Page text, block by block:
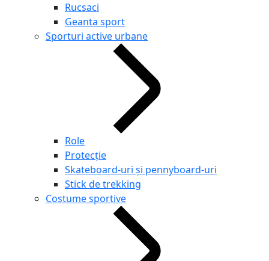
Rucsaci
Geanta sport
Sporturi active urbane
Role
Protecție
Skateboard-uri și pennyboard-uri
Stick de trekking
Costume sportive